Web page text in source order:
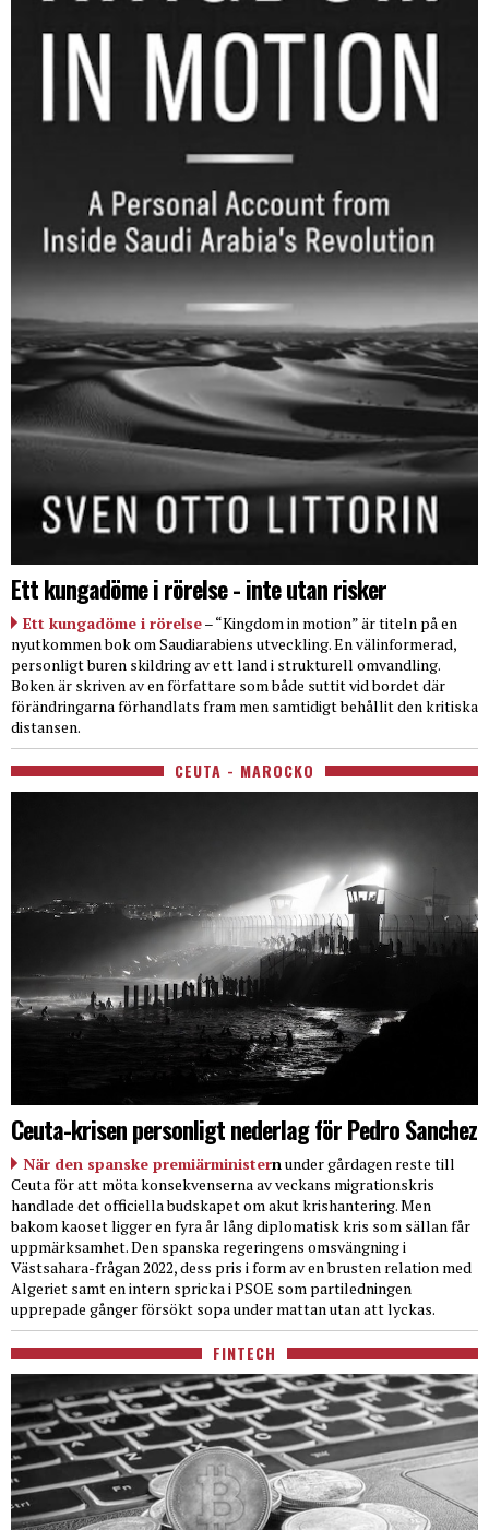
Ett kungadöme i rörelse - inte utan risker
Ett kungadöme i rörelse– “Kingdom in motion” är titeln på en
nyutkommen bok om Saudiarabiens utveckling. En välinformerad,
personligt buren skildring av ett land i strukturell omvandling.
Boken är skriven av en författare som både suttit vid bordet där
förändringarna förhandlats fram men samtidigt behållit den kritiska
distansen.
CEUTA - MAROCKO
Ceuta-krisen personligt nederlag för Pedro Sanchez
När den spanske premiärministernunder gårdagen reste till
Ceuta för att möta konsekvenserna av veckans migrationskris
handlade det officiella budskapet om akut krishantering. Men
bakom kaoset ligger en fyra år lång diplomatisk kris som sällan får
uppmärksamhet. Den spanska regeringens omsvängning i
Västsahara-frågan 2022, dess pris i form av en brusten relation med
Algeriet samt en intern spricka i PSOE som partiledningen
upprepade gånger försökt sopa under mattan utan att lyckas.
FINTECH